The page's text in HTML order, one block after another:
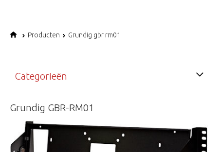
Producten Grundig gbr rm01
Categorieën
Grundig GBR-RM01